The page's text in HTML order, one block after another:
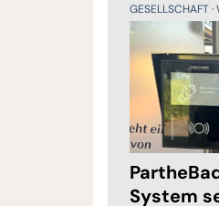
GESELLSCHAFT
System